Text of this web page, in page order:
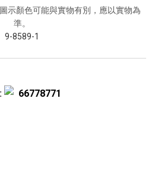
示顏色可能與實物有別，應以實物為
準。
9-8589-1
66778771